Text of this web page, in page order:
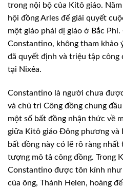
trong nội bộ của Kitô giáo.
hội đồng Arles để giải quyết
một giáo phái dị giáo ở Bắc
Constantino, không tham khảo
đã quyết định và triệu tập
tại Nixêa.
Constantino là người chưa
và chủ trì Công đồng chung
một số bất đồng nhận thức về
giữa Kitô giáo Đông phương và
bất đồng này có lẽ rõ ràng nhất
tượng mô tả công đồng. Trong
Constantino được tôn kính
của ông, Thánh Helen, hoàng